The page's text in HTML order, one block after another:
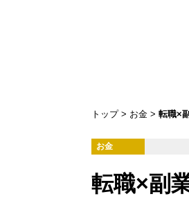
トップ お金
転職×
お金
転職×副